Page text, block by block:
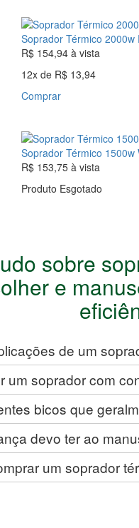
Soprador Térmico 2000w
R$ 154,94 à vista
12xde R$ 13,94
Comprar
Soprador Térmico 1500w
R$ 153,75 à vista
Produto Esgotado
sobre
e
de um
um soprador com
bicos que
devo ter ao
um soprador